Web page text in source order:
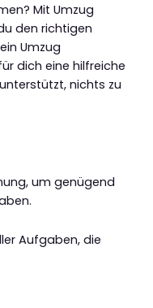
Mit Umzug
den richtigen
Umzug
dich eine hilfreiche
nichts zu
um genügend
Aufgaben, die